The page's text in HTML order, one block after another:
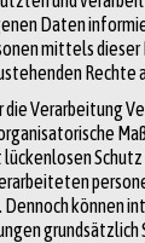
Wirtschaft
Daten
mittels
Rechte
die Verarbeitung
Schutz
können
grundsätzlich